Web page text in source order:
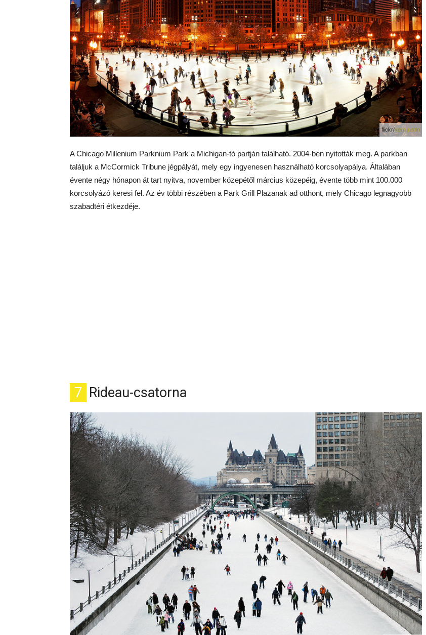
flickr/kern.justin
A Chicago Millenium Parknium Park a Michigan-tó partján található. 2004-ben nyitották meg. A parkban
találjuk a McCormick Tribune jégpályát, mely egy ingyenesen használható korcsolyapálya. Általában
évente négy hónapon át tart nyitva, november közepétől március közepéig, évente több mint 100.000
korcsolyázó keresi fel. Az év többi részében a Park Grill Plazanak ad otthont, mely Chicago legnagyobb
szabadtéri étkezdéje.
7 Rideau-csatorna